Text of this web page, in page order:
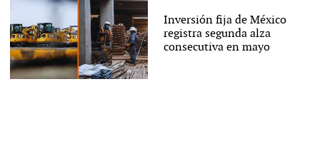
Inversión fija de México
registra segunda alza
consecutiva en mayo